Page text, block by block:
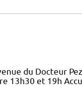
du Docteur
13h30 et 19h